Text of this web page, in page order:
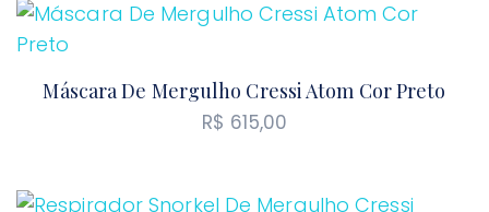
Máscara De Mergulho Cressi Atom Cor Preto
R$ 615,00